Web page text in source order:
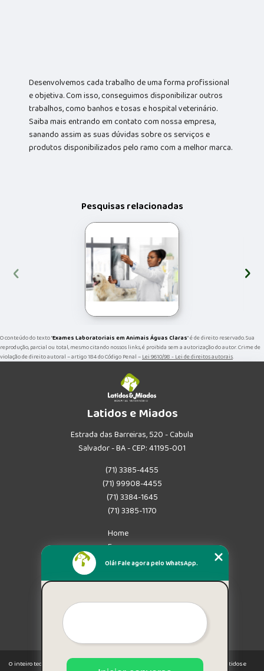
Desenvolvemos cada trabalho de uma forma profissional
e objetiva. Com isso, conseguimos disponibilizar outros
trabalhos, como banhos e tosas e hospital veterinário.
Saiba mais entrando em contato com nossa empresa,
sanando assim as suas dúvidas sobre os serviços e
produtos disponibilizados pelo ramo com a melhor marca.
Pesquisas relacionadas
‹ ›
O conteúdo do texto "Exames Laboratoriais em Animais Águas Claras" é de direito reservado. Sua
reprodução, parcial ou total, mesmo citando nossos links, é proibida sem a autorização do autor. Crime de
violação de direito autoral – artigo 184 do Código Penal –Lei 9610/98 - Lei de direitos autorais.
Latidos e Miados
Estrada das Barreiras, 520 - Cabula
Salvador - BA - CEP: 41195-001
(71) 3385-4455
(71) 99908-4455
(71) 3384-1645
(71) 3385-1170
Home
Empresa
Missão
Mapa do site
O inteiro teor deste site está sujeito à proteção de direitos autorais. Copyright© Latidos e
Olá! Fale agora pelo WhatsApp.